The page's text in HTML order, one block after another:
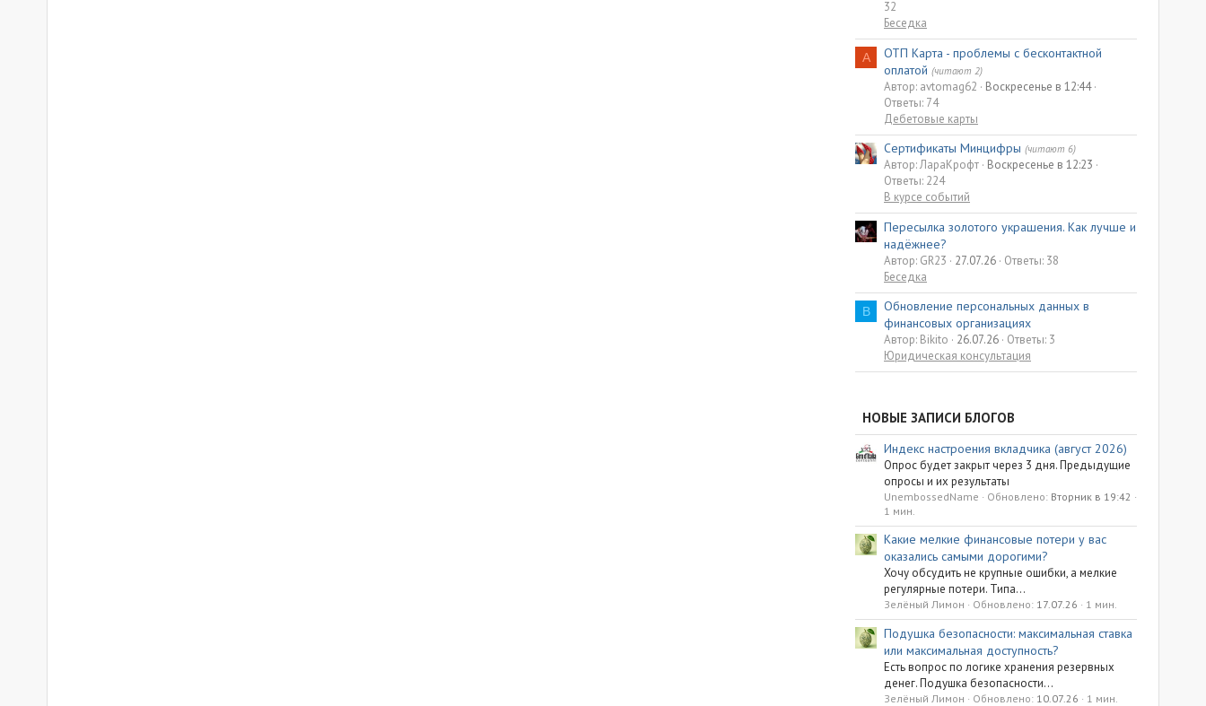
32
Беседка
A
ОТП Карта - проблемы с бесконтактной
оплатой (читают 2)
Автор: avtomag62
Воскресенье в 12:44
Ответы: 74
Дебетовые карты
Сертификаты Минцифры (читают 6)
Автор: ЛараКрофт Воскресенье в 12:23
Ответы: 224
В курсе событий
Пересылка золотого украшения. Как лучше и
надёжнее?
Автор: GR23 27.07.26 Ответы: 38
Беседка
B
Обновление персональных данных в
финансовых организациях
Автор: Bikito 26.07.26 Ответы: 3
Юридическая консультация
НОВЫЕ ЗАПИСИ БЛОГОВ
Индекс настроения вкладчика (август 2026)
Опрос будет закрыт через 3 дня. Предыдущие
опросы и их результаты
UnembossedName Обновлено: Вторник в 19:42
1 мин.
Какие мелкие финансовые потери у вас
оказались самыми дорогими?
Хочу обсудить не крупные ошибки, а мелкие
регулярные потери. Типа...
Зелёный Лимон Обновлено: 17.07.26 1 мин.
Подушка безопасности: максимальная ставка
или максимальная доступность?
Есть вопрос по логике хранения резервных
денег. Подушка безопасности...
Зелёный Лимон Обновлено: 10.07.26 1 мин.